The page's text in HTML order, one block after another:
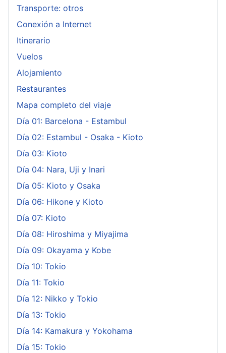
Transporte: otros
Conexión a Internet
Itinerario
Vuelos
Alojamiento
Restaurantes
Mapa completo del viaje
Día 01: Barcelona - Estambul
Día 02: Estambul - Osaka - Kioto
Día 03: Kioto
Día 04: Nara, Uji y Inari
Día 05: Kioto y Osaka
Día 06: Hikone y Kioto
Día 07: Kioto
Día 08: Hiroshima y Miyajima
Día 09: Okayama y Kobe
Día 10: Tokio
Día 11: Tokio
Día 12: Nikko y Tokio
Día 13: Tokio
Día 14: Kamakura y Yokohama
Día 15: Tokio